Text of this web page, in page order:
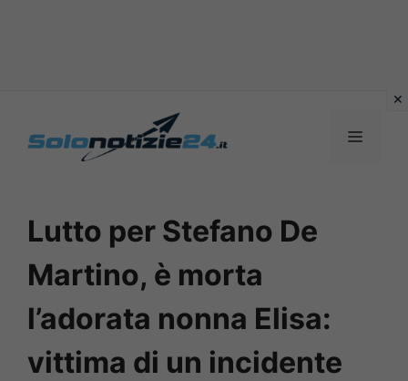
MENU
Lutto per Stefano De
Martino, è morta
l’adorata nonna Elisa:
vittima di un incidente